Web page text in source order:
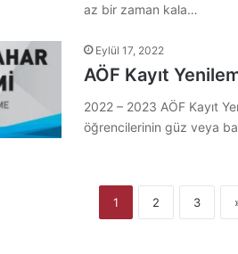
az bir zaman kala…
Eylül 17, 2022
AÖF Kayıt
2022 – 2023 AÖF Kayıt
öğrencilerinin güz veya
1 2 3